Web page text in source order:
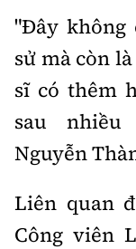
"Đây
sử mà còn
sĩ có thêm
sau
Nguyễn
Liên quan
Công viên